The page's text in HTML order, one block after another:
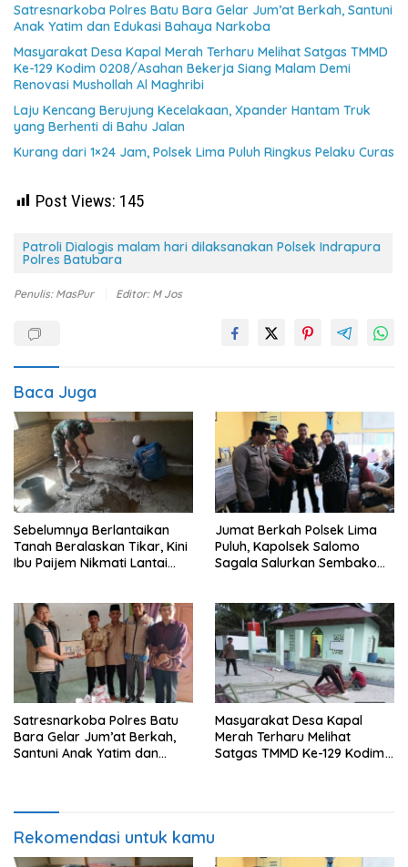
Satresnarkoba Polres Batu Bara Gelar Jum’at Berkah, Santuni
Anak Yatim dan Edukasi Bahaya Narkoba
Masyarakat Desa Kapal Merah Terharu Melihat Satgas TMMD
Ke-129 Kodim 0208/Asahan Bekerja Siang Malam Demi
Renovasi Mushollah Al Maghribi
Laju Kencang Berujung Kecelakaan, Xpander Hantam Truk
yang Berhenti di Bahu Jalan
Kurang dari 1×24 Jam, Polsek Lima Puluh Ringkus Pelaku Curas
Post Views: 145
Patroli Dialogis malam hari dilaksanakan Polsek Indrapura
Polres Batubara
Penulis: MasPur Editor: M Jos
Baca Juga
Sebelumnya Berlantaikan
Tanah Beralaskan Tikar, Kini
Ibu Paijem Nikmati Lantai
0208/Asahan
Jumat Berkah Polsek Lima
Puluh, Kapolsek Salomo
Sagala Salurkan Sembako
Satresnarkoba Polres Batu
Bara Gelar Jum’at Berkah,
Santuni Anak Yatim dan
Masyarakat Desa Kapal
Merah Terharu Melihat
Satgas TMMD Ke-129 Kodim
Rekomendasi untuk kamu